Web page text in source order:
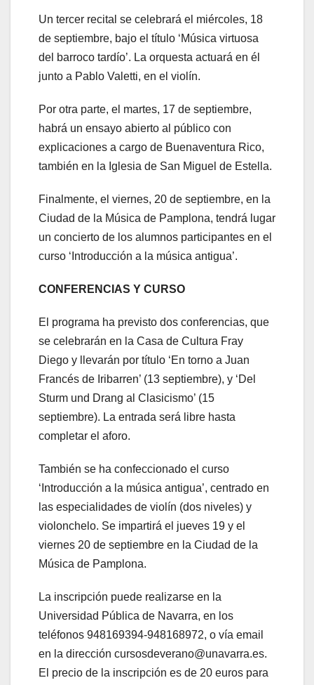
Un tercer recital se celebrará el miércoles, 18
de septiembre, bajo el título ‘Música virtuosa
del barroco tardío’. La orquesta actuará en él
junto a Pablo Valetti, en el violín.
Por otra parte, el martes, 17 de septiembre,
habrá un ensayo abierto al público con
explicaciones a cargo de Buenaventura Rico,
también en la Iglesia de San Miguel de Estella.
Finalmente, el viernes, 20 de septiembre, en la
Ciudad de la Música de Pamplona, tendrá lugar
un concierto de los alumnos participantes en el
curso ‘Introducción a la música antigua’.
CONFERENCIAS Y CURSO
El programa ha previsto dos conferencias, que
se celebrarán en la Casa de Cultura Fray
Diego y llevarán por título ‘En torno a Juan
Francés de Iribarren’ (13 septiembre), y ‘Del
Sturm und Drang al Clasicismo’ (15
septiembre). La entrada será libre hasta
completar el aforo.
También se ha confeccionado el curso
‘Introducción a la música antigua’, centrado en
las especialidades de violín (dos niveles) y
violonchelo. Se impartirá el jueves 19 y el
viernes 20 de septiembre en la Ciudad de la
Música de Pamplona.
La inscripción puede realizarse en la
Universidad Pública de Navarra, en los
teléfonos 948169394-948168972, o vía email
en la dirección cursosdeverano@unavarra.es.
El precio de la inscripción es de 20 euros para